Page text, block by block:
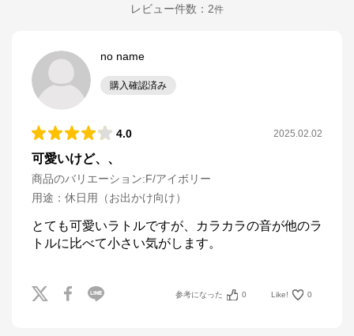
レビュー件数： 2件
no name
購入確認済み
4.0 2025.02.02
可愛いけど、、
商品のバリエーション:F/アイボリー
用途 ： 休日用（お出かけ向け）
とても可愛いラトルですが、カラカラの音が他のラ
トルに比べて小さい気がします。
参考になった 0 Like! 0